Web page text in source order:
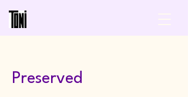
Preserved